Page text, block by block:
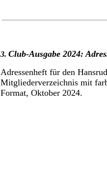
3. Club-Ausgabe 2024:
Adressenheft für den
Mitgliederverzeichnis mit
Format, Oktober 2024.